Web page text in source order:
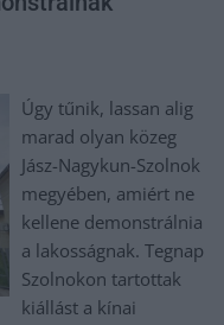
Úgy tűnik, lassan alig
marad olyan közeg
Jász-Nagykun-Szolnok
megyében, amiért ne
kellene demonstrálnia
a lakosságnak. Tegnap
Szolnokon tartottak
kiállást a kínai